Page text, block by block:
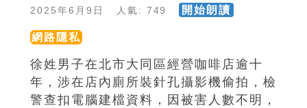
2025年6月9日 人氣: 749
開始朗讀
網路隱私
徐姓男子在北市大同區經營咖啡店逾十
年，涉在店內廁所裝針孔攝影機偷拍，檢
警查扣電腦建檔資料，因被害人數不明，